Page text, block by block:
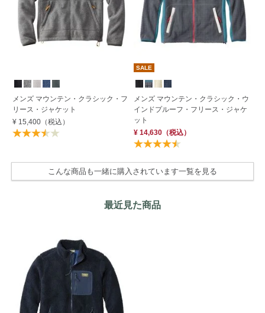
メンズ マウンテン・クラシック・フ
リース・ジャケット
¥ 15,400（税込）
SALE
メンズ マウンテン・クラシック・ウ
インドプルーフ・フリース・ジャケ
ット
¥ 14,630 （税込）
こんな商品も一緒に購入されています一覧を見る
最近見た商品